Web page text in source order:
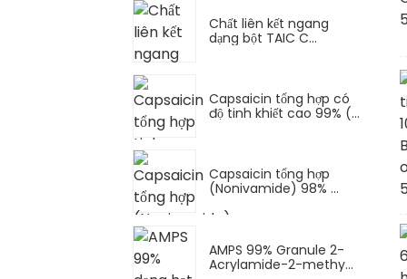
Chất liên kết ngang
dạng bột TAIC C...
Capsaicin tổng hợp có
độ tinh khiết cao 99% (...
Capsaicin tổng hợp
(Nonivamide) 98% ...
AMPS 99% Granule 2-
Acrylamide-2-methy...